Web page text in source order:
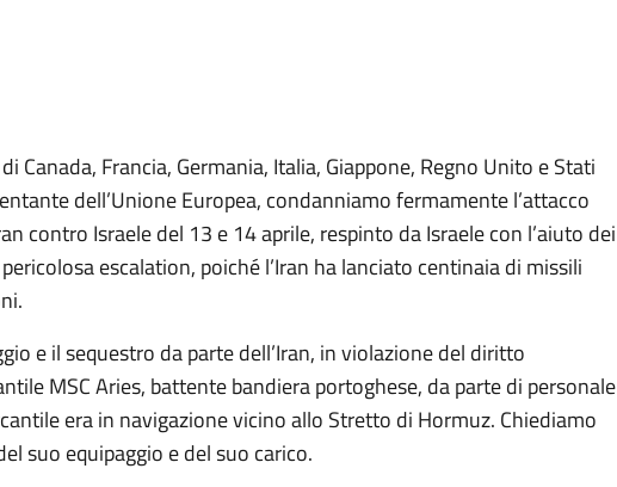
Canada, Francia, Germania, Italia, Giappone, Regno Unito e Stati
dell’Unione Europea, condanniamo fermamente l’attacco
contro Israele del 13 e 14 aprile, respinto da Israele con l’aiuto dei
escalation, poiché l’Iran ha lanciato centinaia di missili
e il sequestro da parte dell’Iran, in violazione del diritto
MSC Aries, battente bandiera portoghese, da parte di personale
era in navigazione vicino allo Stretto di Hormuz. Chiediamo
suo equipaggio e del suo carico.